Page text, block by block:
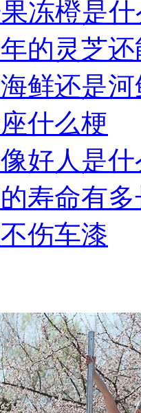
冻橙是
的灵芝
鲜还是河
什么梗
好人是
寿命有多
伤车漆